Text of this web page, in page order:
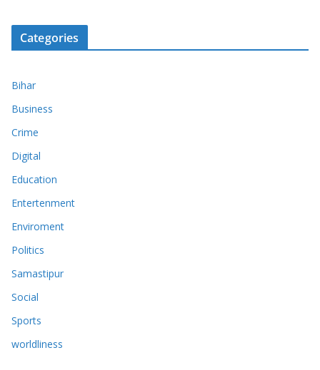
Categories
Bihar
Business
Crime
Digital
Education
Entertenment
Enviroment
Politics
Samastipur
Social
Sports
worldliness